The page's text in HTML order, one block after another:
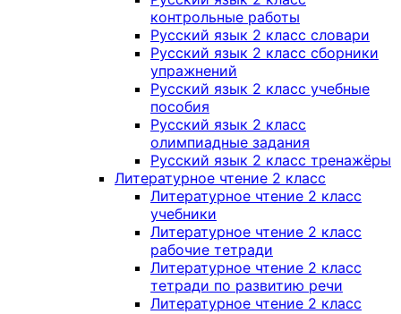
контрольные работы
Русский язык 2 класс словари
Русский язык 2 класс сборники
упражнений
Русский язык 2 класс учебные
пособия
Русский язык 2 класс
олимпиадные задания
Русский язык 2 класс тренажёры
Литературное чтение 2 класс
Литературное чтение 2 класс
учебники
Литературное чтение 2 класс
рабочие тетради
Литературное чтение 2 класс
тетради по развитию речи
Литературное чтение 2 класс